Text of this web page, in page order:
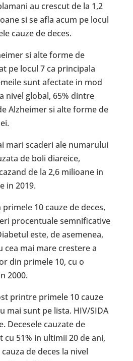
au crescut de la 1,2
si se afla acum pe locul
cauze de deces.
si alte forme de
pe locul 7 ca principala
sunt afectate in mod
nivel global, 65% dintre
Alzheimer si alte forme de
mari scaderi ale numarului
de boli diareice,
de la 2,6 milioane in
in 2019.
10 cauze de deces,
procentuale semnificative
este, de asemenea,
cea mai mare crestere a
din primele 10, cu o
2000.
printre primele 10 cauze
mai sunt pe lista. HIV/SIDA
Decesele cauzate de
cu 51% in ultimii 20 de ani,
de deces la nivel